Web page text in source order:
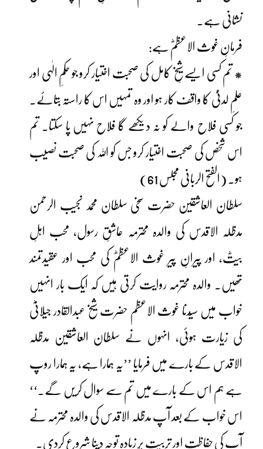
نشانی ہے۔
فرمانِ غوث الاعظمؓ ہے:
* تم کسی ایسے شیخِ کامل کی صحبت اختیار کرو جو حکمِ الٰہی اور
علمِ لدنیّ کا واقف کار ہو اور وہ تمہیں اس کا راستہ بتائے۔
جو کسی فلاح والے کو نہ دیکھے گا فلاح نہیں پا سکتا۔ تم
اس شخص کی صحبت اختیار کرو جس کو اللہ کی صحبت نصیب
ہو۔ (الفتح الربانی مجلس 61)
سلطان العاشقین حضرت سخی سلطان محمد نجیب الرحمن
مدظلہ الاقدس کی والدہ محترمہ عاشقِ رسول، محب اہلِ
بیتؓ، اور پیرانِ پیر غوث الاعظمؓ کی محب اور عقیدتمند
تھیں۔ والدہ محترمہ روایت کرتی ہیں کہ ایک بار انہیں
خواب میں سیّدنا غوث الاعظم حضرت شیخ عبدالقادر جیلانیؓ
کی زیارت ہوئی، انہوں نے سلطان العاشقین مدظلہ
الاقدس کے بارے میں فرمایا ’’یہ ہمارا ہے، یہ ہمارا روپ
ہے ہم اس کے بارے میں تم سے سوال کریں گے۔‘‘
اس خواب کے بعد آپ مدظلہ الاقدس کی والدہ محترمہ نے
آپ کی حفاظت اور تربیت پر زیادہ توجہ دینا شروع کردی۔